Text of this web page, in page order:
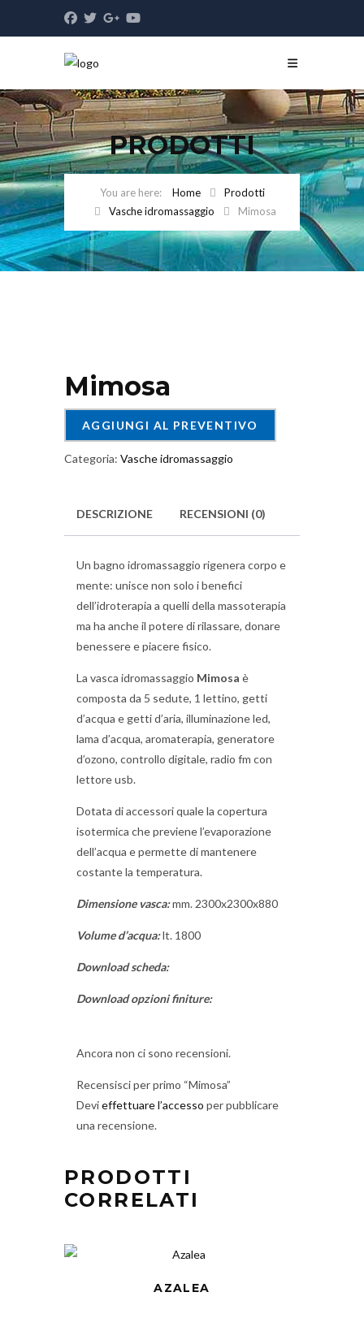
PRODOTTI
Home
Prodotti
Vasche idromassaggio
Mimosa
Mimosa
AGGIUNGI AL PREVENTIVO
Categoria: Vasche idromassaggio
DESCRIZIONE RECENSIONI (0)
Un bagno idromassaggio rigenera corpo e
mente: unisce non solo i benefici
dell’idroterapia a quelli della massoterapia
ma ha anche il potere di rilassare, donare
benessere e piacere fisico.
La vasca idromassaggio Mimosa è
composta da 5 sedute, 1 lettino, getti
d’acqua e getti d’aria, illuminazione led,
lama d’acqua, aromaterapia, generatore
d’ozono, controllo digitale, radio fm con
lettore usb.
Dotata di accessori quale la copertura
isotermica che previene l’evaporazione
dell’acqua e permette di mantenere
costante la temperatura.
Dimensione vasca:mm. 2300x2300x880
Volume d’acqua:lt. 1800
Download scheda:
Download opzioni finiture:
Ancora non ci sono recensioni.
Recensisci per primo “Mimosa”
Devieffettuare l’accesso per pubblicare
una recensione.
PRODOTTI
CORRELATI
AZALEA